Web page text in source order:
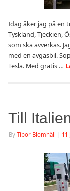
Idag åker jag på en
Tyskland, Tjeckien,
som ska avverkas.
med en avgasbil.
Tesla. Med gratis …
Till
By Tibor Blomhäll 11